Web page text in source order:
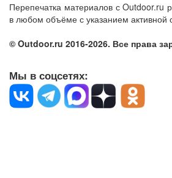
Перепечатка материалов с Outdoor.ru
в любом объёме с указанием активной
© Outdoor.ru 2016-2026. Все права
Мы в соцсетях: